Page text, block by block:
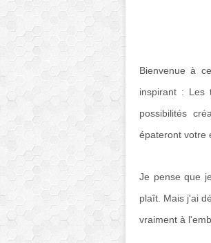
Bienvenue à
inspirant : Les
possibilités
épateront votre
Je pense que
plaît. Mais j'ai
vraiment à